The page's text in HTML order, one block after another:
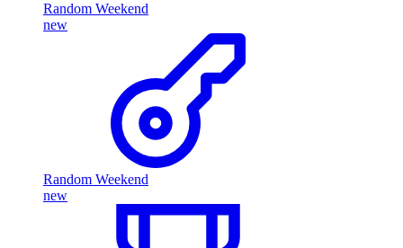
Random Weekend
new
Random Weekend
new